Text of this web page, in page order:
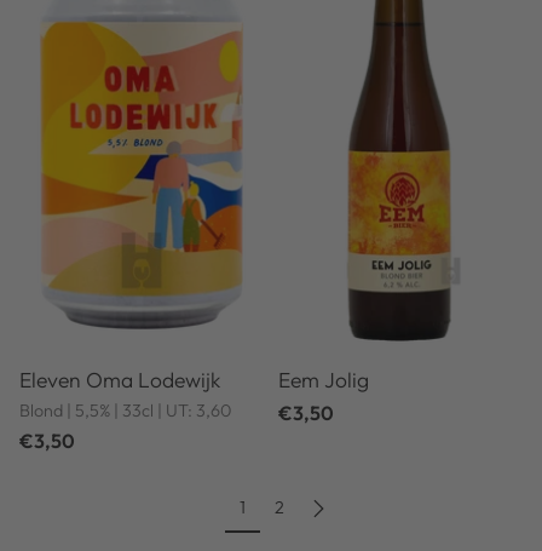
Eleven Oma Lodewijk
Blond | 5,5% | 33cl | UT: 3,60
€3,50
Eem Jolig
€3,50
1 2